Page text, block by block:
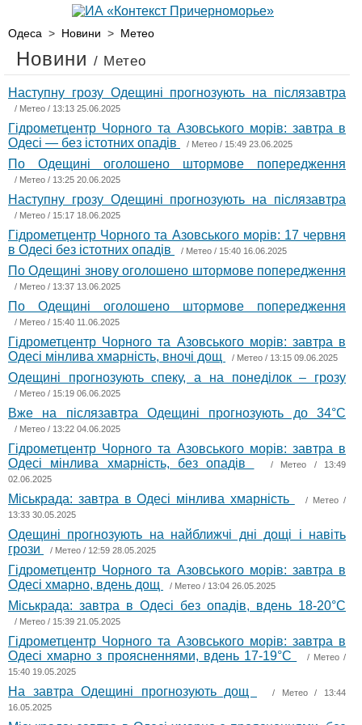
Одеса > Новини > Метео
Новини / Метео
Наступну грозу Одещині прогнозують на післязавтра
/ Метео / 13:13 25.06.2025
Гідрометцентр Чорного та Азовського морів: завтра в
Одесі — без істотних опадів
/ Метео / 15:49 23.06.2025
По Одещині оголошено штормове попередження
/ Метео / 13:25 20.06.2025
Наступну грозу Одещині прогнозують на післязавтра
/ Метео / 15:17 18.06.2025
Гідрометцентр Чорного та Азовського морів: 17 червня
в Одесі без істотних опадів
/ Метео / 15:40 16.06.2025
По Одещині знову оголошено штормове попередження
/ Метео / 13:37 13.06.2025
По Одещині оголошено штормове попередження
/ Метео / 15:40 11.06.2025
Гідрометцентр Чорного та Азовського морів: завтра в
Одесі мінлива хмарність, вночі дощ
/ Метео / 13:15 09.06.2025
Одещині прогнозують спеку, а на понеділок – грозу
/ Метео / 15:19 06.06.2025
Вже на післязавтра Одещині прогнозують до 34°С
/ Метео / 13:22 04.06.2025
Гідрометцентр Чорного та Азовського морів: завтра в
Одесі мінлива хмарність, без опадів
/ Метео / 13:49
02.06.2025
Міськрада: завтра в Одесі мінлива хмарність / Метео /
13:33 30.05.2025
Одещині прогнозують на найближчі дні дощі і навіть
грози
/ Метео / 12:59 28.05.2025
Гідрометцентр Чорного та Азовського морів: завтра в
Одесі хмарно, вдень дощ
/ Метео / 13:04 26.05.2025
Міськрада: завтра в Одесі без опадів, вдень 18-20°С
/ Метео / 15:39 21.05.2025
Гідрометцентр Чорного та Азовського морів: завтра в
Одесі хмарно з проясненнями, вдень 17-19°С
/ Метео/
15:40 19.05.2025
На завтра Одещині прогнозують дощ / Метео/ 13:44
16.05.2025